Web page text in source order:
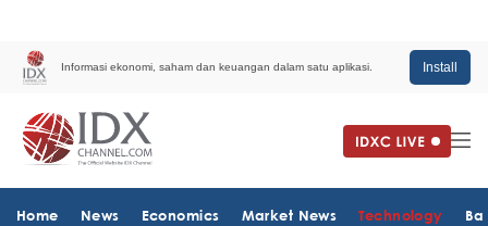
Informasi ekonomi, saham dan keuangan dalam satu aplikasi. Install
Home News Economics Market News Technology